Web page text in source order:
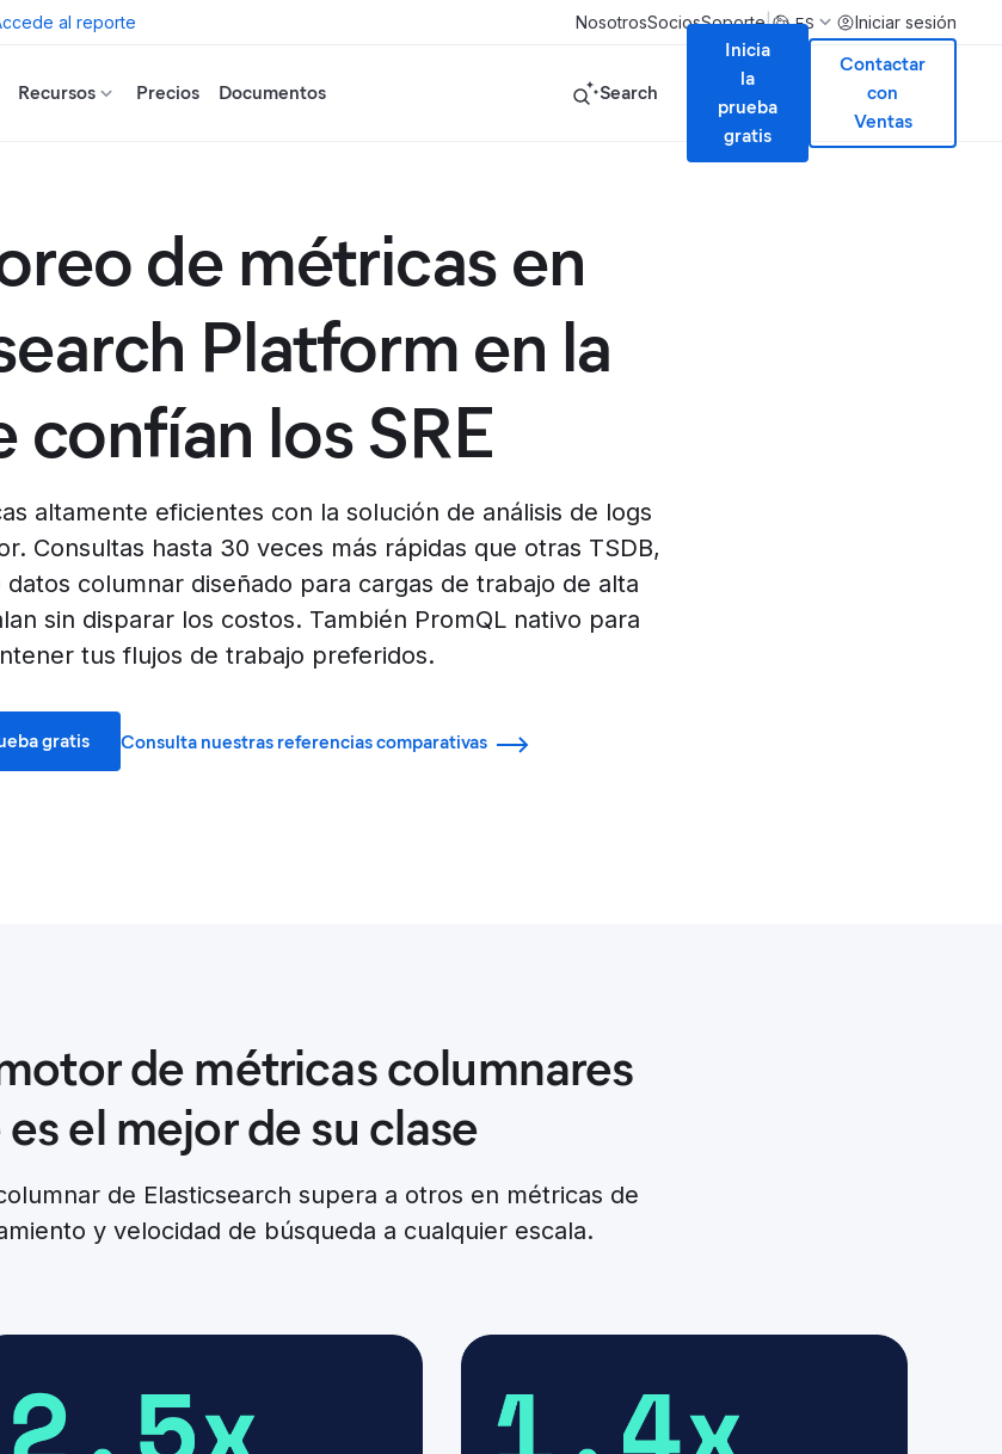
al reporte NosotrosSociosSoporte| ES Iniciar sesión
Recursos Precios Documentos Search
Inicia
la
prueba
gratis
Contactar
con
Ventas
de métricas en
Platform en la
confían los SRE
altamente eficientes con la solución de análisis de logs
Consultas hasta 30 veces más rápidas que otras TSDB,
columnar diseñado para cargas de trabajo de alta
sin disparar los costos. También PromQL nativo para
tus flujos de trabajo preferidos.
gratis Consulta nuestras referencias comparativas
de métricas columnares
el mejor de su clase
de Elasticsearch supera a otros en métricas de
y velocidad de búsqueda a cualquier escala.